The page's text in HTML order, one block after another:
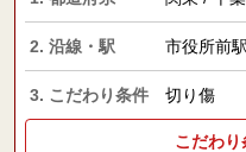
2. 沿線・駅 市役所前駅
3. こだわり条件 切り傷
こだわり